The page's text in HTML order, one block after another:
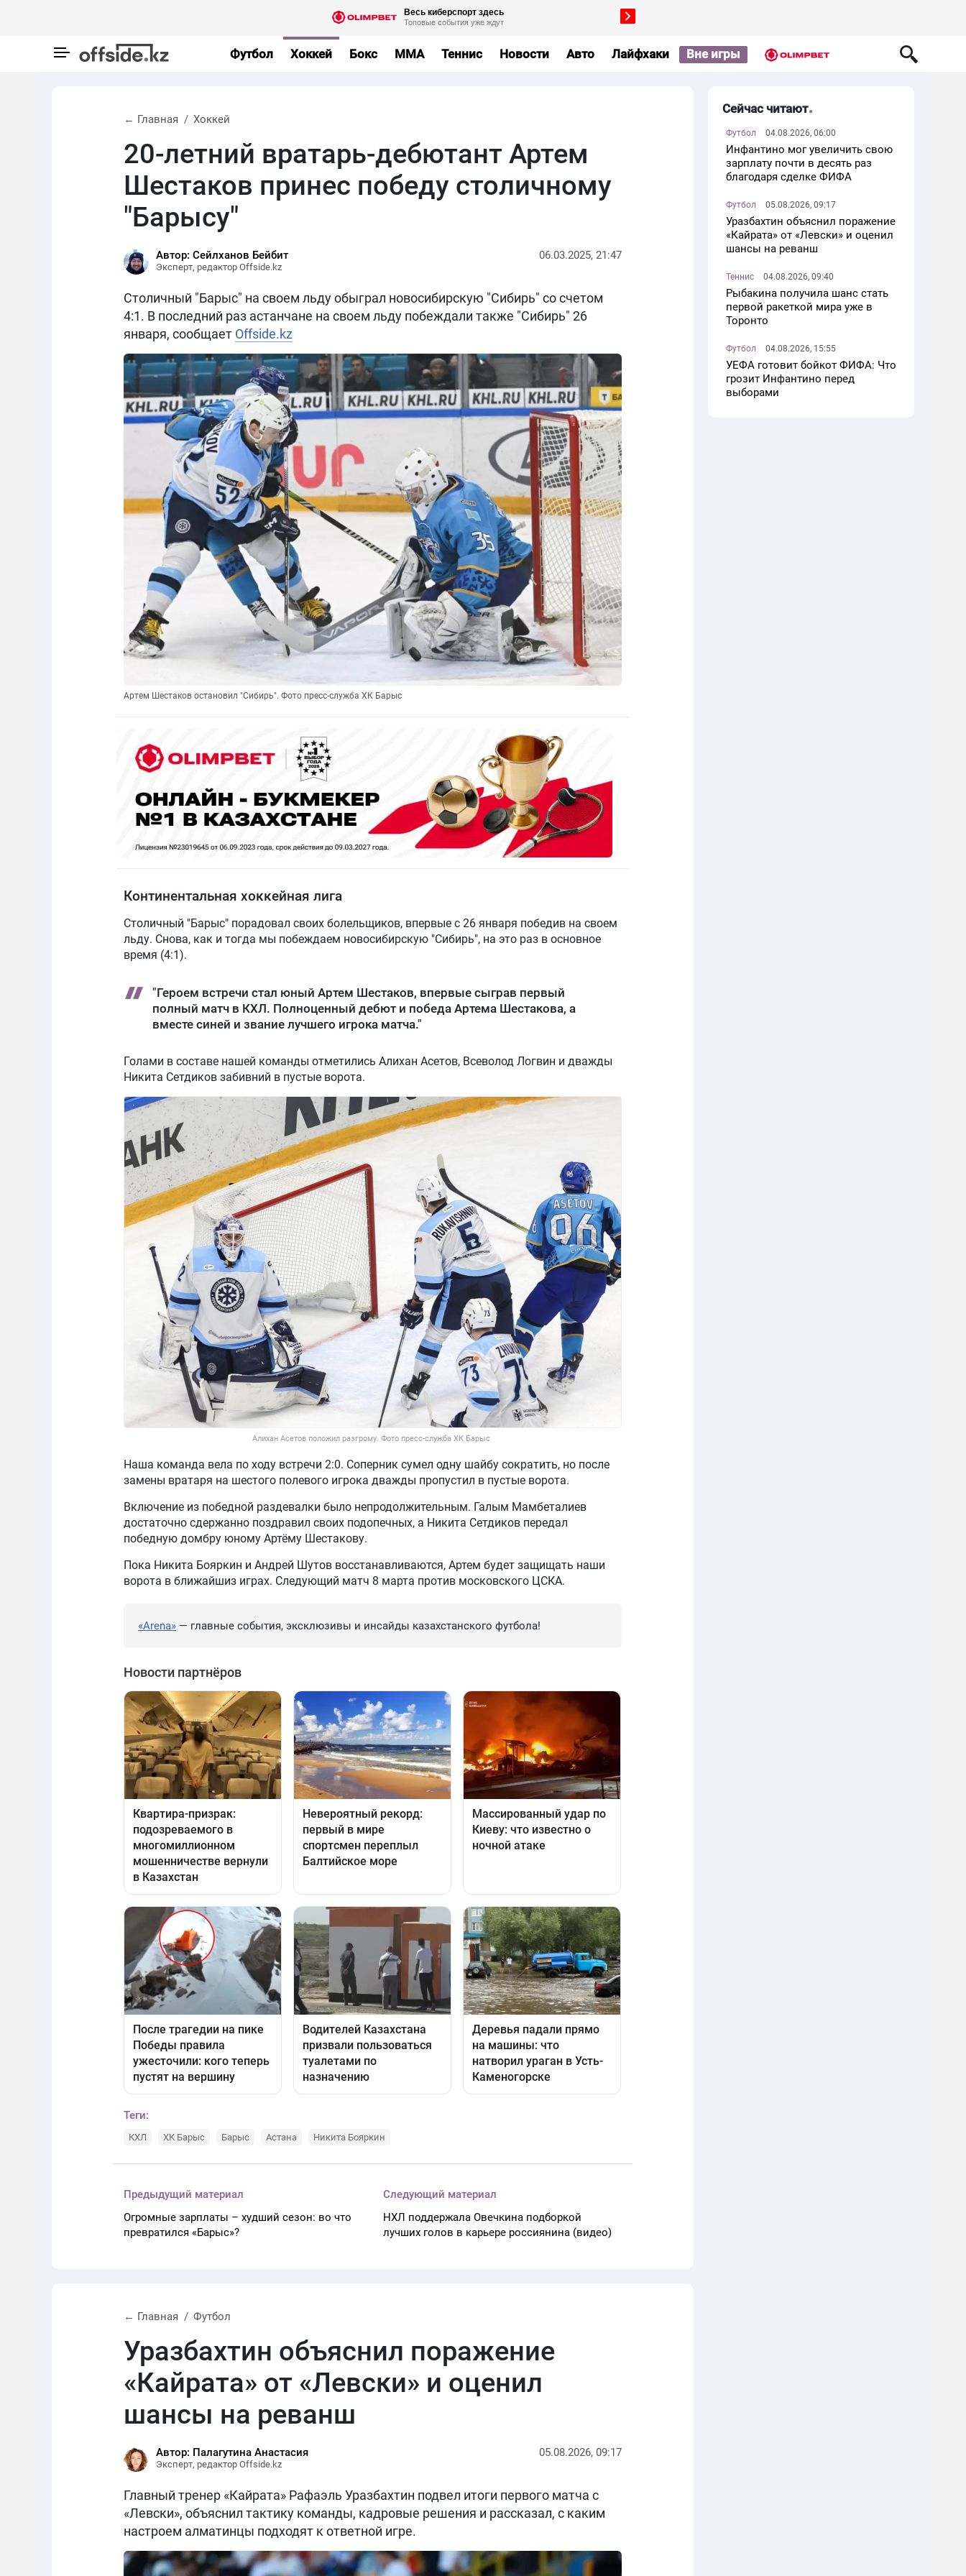
Футбол Хоккей Бокс MMA Теннис Новости Авто Лайфхаки Вне игры
← Главная Хоккей
20-летний вратарь-дебютант Артем
Шестаков принес победу столичному
"Барысу"
Автор: Сейлханов Бейбит
Эксперт, редактор Offside.kz
06.03.2025, 21:47
Столичный "Барыс" на своем льду обыграл новосибирскую "Сибирь" со счетом
4:1. В последний раз астанчане на своем льду побеждали также "Сибирь" 26
января, сообщает Offside.kz
Артем Шестаков остановил "Сибирь". Фото пресс-служба ХК Барыс
Континентальная хоккейная лига
Столичный "Барыс" порадовал своих болельщиков, впервые с 26 января победив на своем
льду. Снова, как и тогда мы побеждаем новосибирскую "Сибирь", на это раз в основное
время (4:1).
"Героем встречи стал юный Артем Шестаков, впервые сыграв первый
полный матч в КХЛ. Полноценный дебют и победа Артема Шестакова, а
вместе синей и звание лучшего игрока матча."
Голами в составе нашей команды отметились Алихан Асетов, Всеволод Логвин и дважды
Никита Сетдиков забивний в пустые ворота.
Алихан Асетов положил разгрому. Фото пресс-служба ХК Барыс
Наша команда вела по ходу встречи 2:0. Соперник сумел одну шайбу сократить, но после
замены вратаря на шестого полевого игрока дважды пропустил в пустые ворота.
Включение из победной раздевалки было непродолжительным. Галым Мамбеталиев
достаточно сдержанно поздравил своих подопечных, а Никита Сетдиков передал
победную домбру юному Артёму Шестакову.
Пока Никита Бояркин и Андрей Шутов восстанавливаются, Артем будет защищать наши
ворота в ближайшиз играх. Следующий матч 8 марта против московского ЦСКА.
«Arena» — главные события, эксклюзивы и инсайды казахстанского футбола!
Теги:
КХЛ ХК Барыс Барыс Астана Никита Бояркин
Предыдущий материал
Огромные зарплаты – худший сезон: во что
превратился «Барыс»?
Следующий материал
НХЛ поддержала Овечкина подборкой
лучших голов в карьере россиянина (видео)
← Главная Футбол
Уразбахтин объяснил поражение
«Кайрата» от «Левски» и оценил
шансы на реванш
Автор: Палагутина Анастасия
Эксперт, редактор Offside.kz
05.08.2026, 09:17
Главный тренер «Кайрата» Рафаэль Уразбахтин подвел итоги первого матча с
«Левски», объяснил тактику команды, кадровые решения и рассказал, с каким
настроем алматинцы подходят к ответной игре.
Сейчас читают
Футбол 04.08.2026, 06:00
Инфантино мог увеличить свою
зарплату почти в десять раз
благодаря сделке ФИФА
Футбол 05.08.2026, 09:17
Уразбахтин объяснил поражение
«Кайрата» от «Левски» и оценил
шансы на реванш
Теннис 04.08.2026, 09:40
Рыбакина получила шанс стать
первой ракеткой мира уже в
Торонто
Футбол 04.08.2026, 15:55
УЕФА готовит бойкот ФИФА: Что
грозит Инфантино перед
выборами